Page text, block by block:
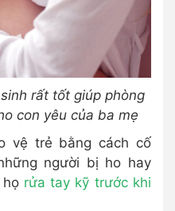
rất tốt giúp phòng
con yêu của ba mẹ
vệ trẻ bằng cách cố
người bị ho hay
rửa tay kỹ trước khi